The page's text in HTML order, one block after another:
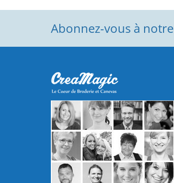
Abonnez-vous à notre